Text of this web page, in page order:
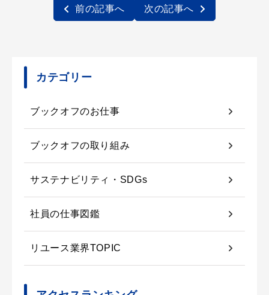
前の記事へ 次の記事へ
カテゴリー
ブックオフのお仕事
ブックオフの取り組み
サステナビリティ・SDGs
社員の仕事図鑑
リユース業界TOPIC